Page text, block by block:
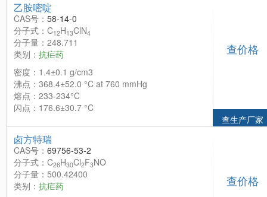
乙胺嘧啶
CAS号： 58-14-0
分子式：C12H13ClN4
分子量：248.711
类别： 抗疟药
密度：1.4±0.1 g/cm3
沸点：368.4±52.0 °C at 760 mmHg
熔点：233-234°C
闪点：176.6±30.7 °C
查价格
查生产厂家
卤方特瑞
CAS号： 69756-53-2
分子式：C26H30Cl2F3NO
分子量：500.42400
类别： 抗疟药
查价格